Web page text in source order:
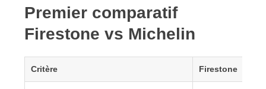
Premier comparatif
Firestone vs Michelin
Critère Firestone